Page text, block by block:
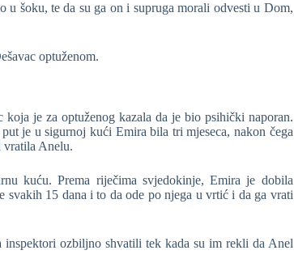
u šoku, te da su ga on i supruga morali odvesti u Dom,
optuženom.
je za optuženog kazala da je bio psihički naporan.
je u sigurnoj kući Emira bila tri mjeseca, nakon čega
vratila Anelu.
kuću. Prema riječima svjedokinje, Emira je dobila
15 dana i to da ode po njega u vrtić i da ga vrati
inspektori ozbiljno shvatili tek kada su im rekli da Anel